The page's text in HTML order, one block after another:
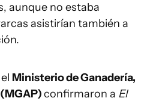
aunque no estaba
asistirían también a
Ministerio de Ganadería,
confirmaron a El